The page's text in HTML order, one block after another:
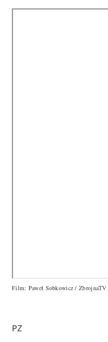
Film: Paweł Sobkowicz / ZbrojnaTV
PZ